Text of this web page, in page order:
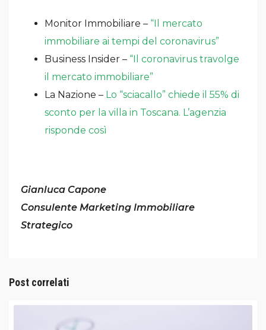
Monitor Immobiliare – “Il mercato
immobiliare ai tempi del coronavirus”
Business Insider – “Il coronavirus travolge
il mercato immobiliare”
La Nazione – Lo “sciacallo” chiede il 55% di
sconto per la villa in Toscana. L’agenzia
risponde così
Gianluca Capone
Consulente Marketing Immobiliare
Strategico
Post correlati